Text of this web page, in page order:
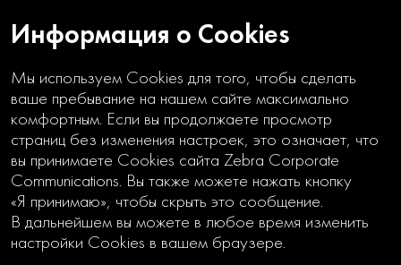
18|08|2020
Новые рекорды «Зебры» на ARC
Awards
Информация о Cookies
Мы используем Cookies для того, чтобы сделать
ваше пребывание на нашем сайте максимально
комфортным. Если вы продолжаете просмотр
страниц без изменения настроек, это означает, что
вы принимаете Cookies сайта Zebra Corporate
Communications. Вы также можете нажать кнопку
«Я принимаю», чтобы скрыть это сообщение.
В дальнейшем вы можете в любое время изменить
настройки Cookies в вашем браузере.